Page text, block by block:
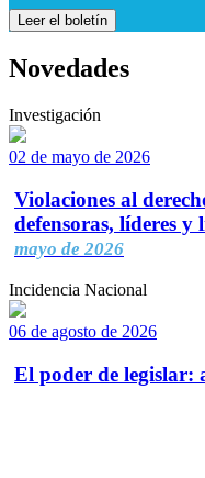
Leer el boletín
Novedades
Investigación
02 de mayo de 2026
Violaciones al
defensoras, líderes y
mayo de 2026
Incidencia Nacional
06 de agosto de 2026
El poder de legislar: